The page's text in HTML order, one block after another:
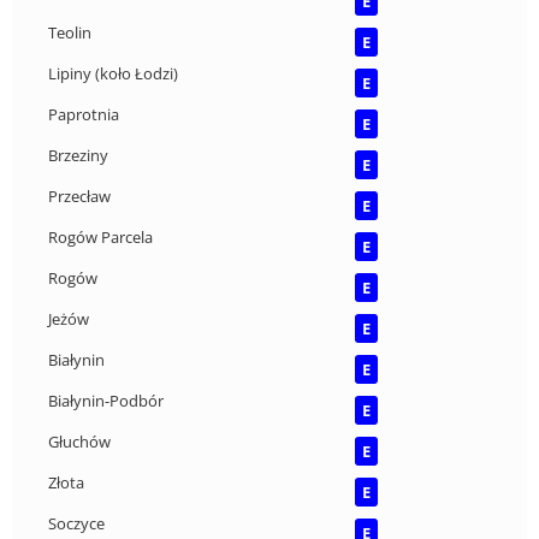
Teolin
E
Lipiny (koło Łodzi)
E
Paprotnia
E
Brzeziny
E
Przecław
E
Rogów Parcela
E
Rogów
E
Jeżów
E
Białynin
E
Białynin-Podbór
E
Głuchów
E
Złota
E
Soczyce
E